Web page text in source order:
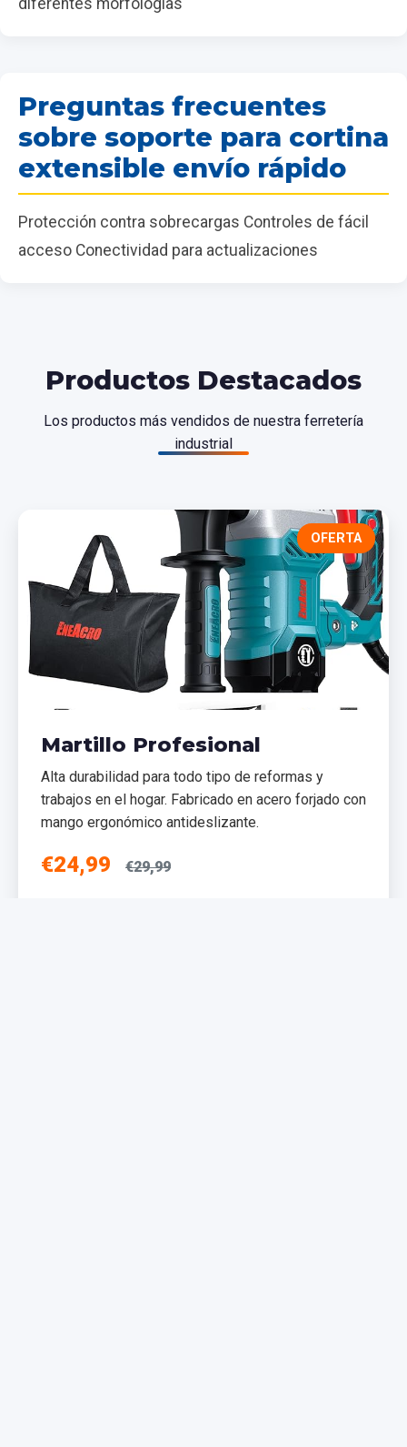
Preguntas frecuentes
sobre soporte para cortina
extensible envío rápido
Protección contra sobrecargas Controles de fácil
acceso Conectividad para actualizaciones
Productos Destacados
Los productos más vendidos de nuestra ferretería
industrial
OFERTA
Martillo Profesional
Alta durabilidad para todo tipo de reformas y
trabajos en el hogar. Fabricado en acero forjado con
mango ergonómico antideslizante.
€24,99 €29,99